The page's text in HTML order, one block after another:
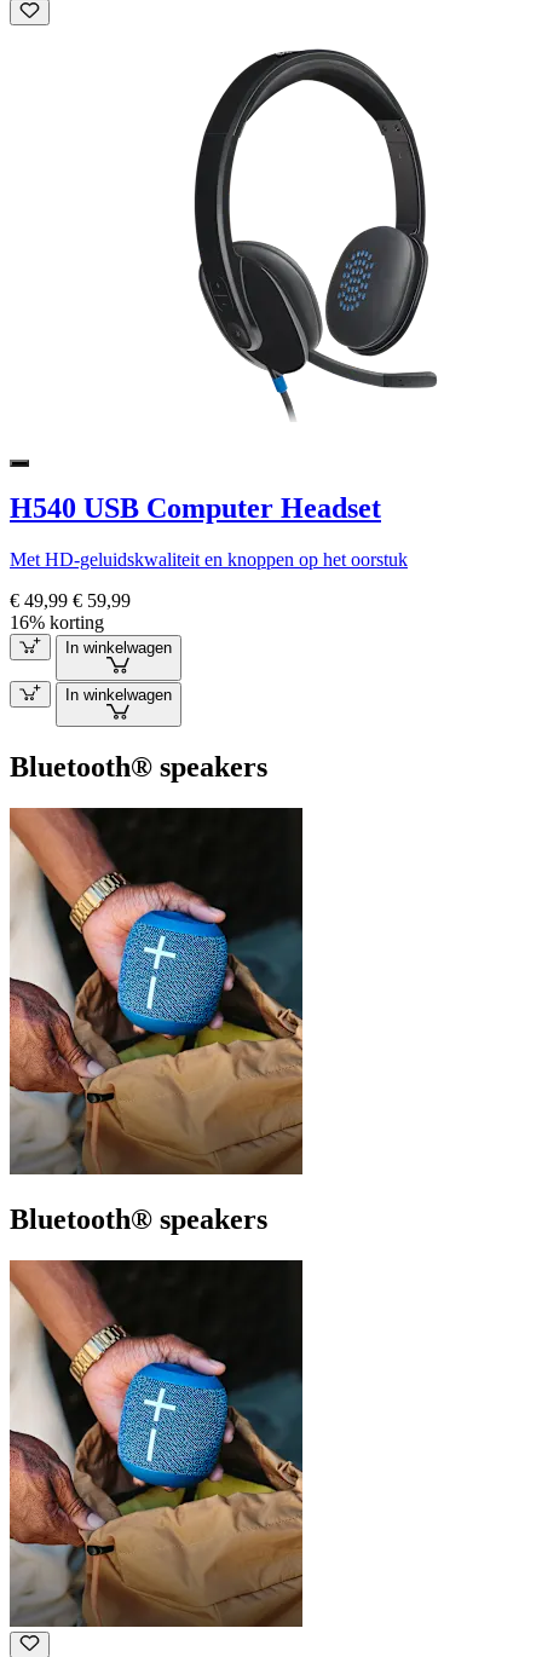
H540 USB Computer Headset
Met HD-geluidskwaliteit en knoppen op het oorstuk
€ 49,99 € 59,99
16% korting
In winkelwagen
In winkelwagen
Bluetooth® speakers
Bluetooth® speakers